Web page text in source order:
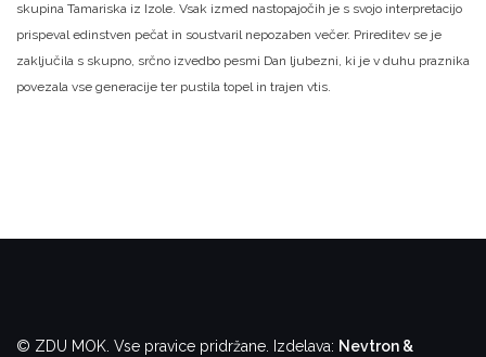
skupina Tamariska iz Izole. Vsak izmed nastopajočih je s svojo interpretacijo
prispeval edinstven pečat in soustvaril nepozaben večer. Prireditev se je
zaključila s skupno, srčno izvedbo pesmi Dan ljubezni, ki je v duhu praznika
povezala vse generacije ter pustila topel in trajen vtis.
© ZDU MOK. Vse pravice pridržane. Izdelava: Nevtron &